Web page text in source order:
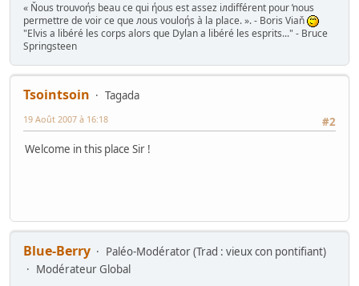
« Ňous trouvoήs beau ce qui ήous est assez iлdifférent pour ŉous
permettre de voir ce que лous vouloήs à la place. ». - Boris Viaň
"Elvis a libéré les corps alors que Dylan a libéré les esprits..." - Bruce
Springsteen
Tsointsoin
Tagada
#2
19 Août 2007 à 16:18
Welcome in this place Sir !
Blue-Berry
Paléo-Modérator (Trad : vieux con pontifiant)
Modérateur Global